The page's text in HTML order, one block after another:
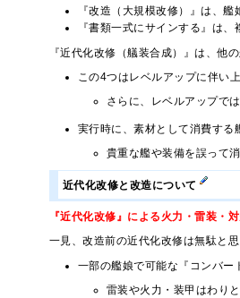
『改造（大規模改修）』は、
『書類一式にサインする』は
『近代化改修（艤装合成）』は、他
この4つはレベルアップに伴い
さらに、レベルアップで
実行時に、素材として消費する
貴重な艦や装備を誤って
近代化改修と改造について
『近代化改修』による火力・雷装・
一見、改造前の近代化改修は無駄と
一部の艦娘で可能な『コンバー
雷装や火力・装甲はわり